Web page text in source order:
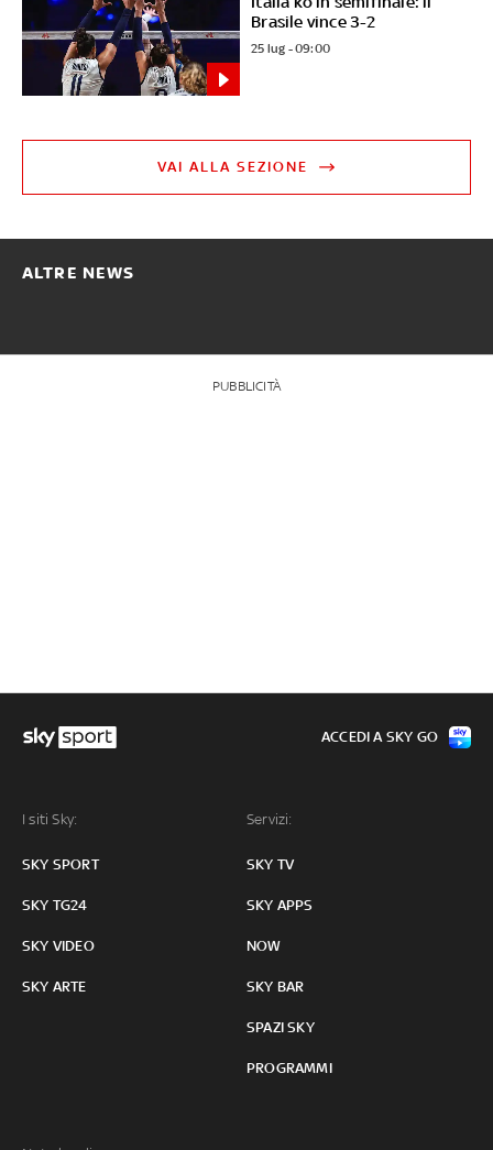
Brasile vince 3-2
25 lug - 09:00
VAI ALLA SEZIONE
ALTRE NEWS
PUBBLICITÀ
I siti Sky:
SKY SPORT
SKY TG24
SKY VIDEO
SKY ARTE
Servizi:
SKY TV
SKY APPS
NOW
SKY BAR
SPAZI SKY
PROGRAMMI
ACCEDI A SKY GO